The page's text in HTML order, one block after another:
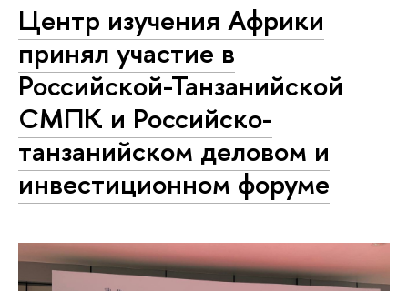
Центр изучения Африки
принял участие в
Российской-Танзанийской
СМПК и Российско-
танзанийском деловом и
инвестиционном форуме